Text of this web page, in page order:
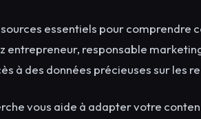
essentiels pour comprendre
entrepreneur, responsable
à des données précieuses sur les
vous aide à adapter votre